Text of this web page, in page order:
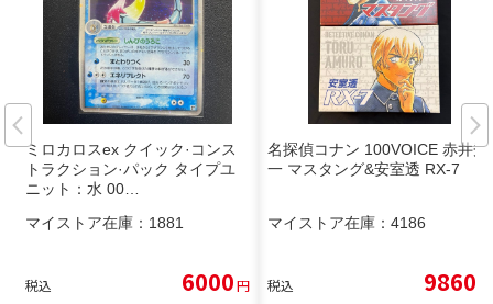
ミロカロスex クイック·コンス
トラクション·パック タイプユ
ニット：水 00…
マイストア在庫： 1881
税込 6000円
名探偵コナン 100VOICE 赤井秀
一 マスタング&安室透 RX-7
マイストア在庫： 4186
税込 9860